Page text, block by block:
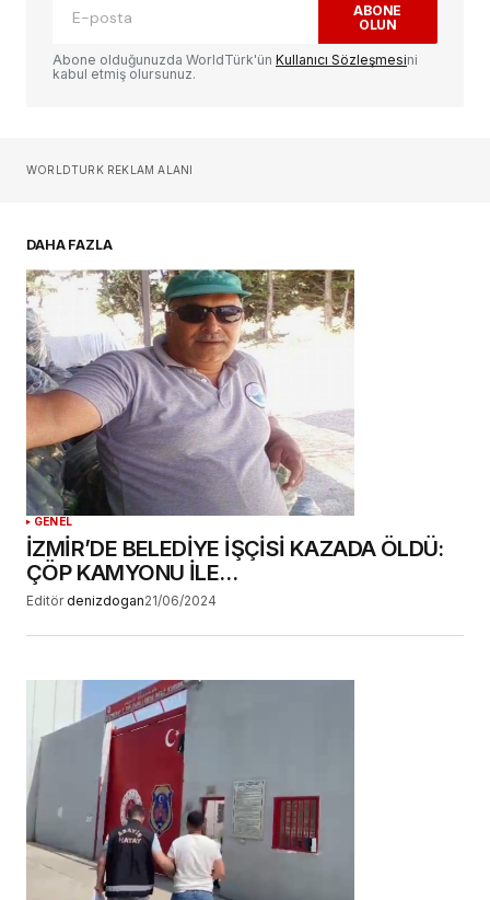
Yorum
Sizin adınız*
Daha sonraki yorumlarımda kullanılması için
adım, e-posta adresim ve site adresim bu
tarayıcıya kaydedilsin.
YORUM GÖNDER
ABONE
OLUN
Abone olduğunuzda WorldTürk'ün Kullanıcı Sözleşmesini
kabul etmiş olursunuz.
WORLDTURK REKLAM ALANI
DAHA FAZLA
GENEL
İZMİR’DE BELEDİYE İŞÇİSİ KAZADA ÖLDÜ:
ÇÖP KAMYONU İLE…
Editör denizdogan21/06/2024